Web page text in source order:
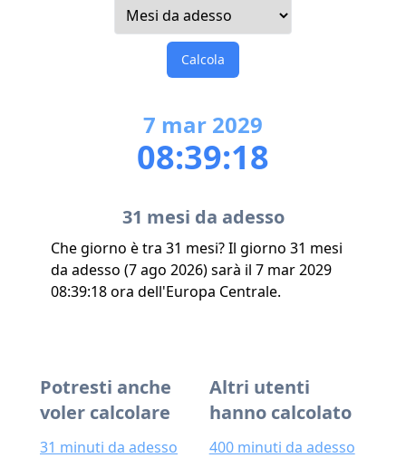
Calcola
7 mar 2029
08:39:18
31 mesi da adesso
Che giorno è tra 31 mesi? Il giorno 31 mesi
da adesso (7 ago 2026) sarà il 7 mar 2029
08:39:18 ora dell'Europa Centrale.
Potresti anche
voler calcolare
31 minuti da adesso
Altri utenti
hanno calcolato
400 minuti da adesso